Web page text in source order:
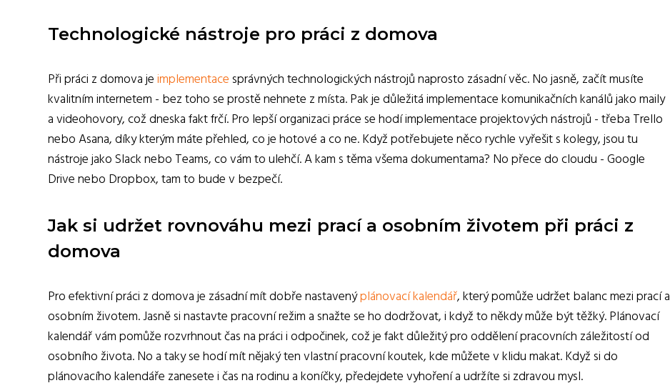
Technologické nástroje pro práci z domova
Při práci z domova jeimplementacesprávných technologických nástrojů naprosto zásadní věc. No jasně, začít musíte
kvalitním internetem - bez toho se prostě nehnete z místa. Pak je důležitá implementace komunikačních kanálů jako maily
a videohovory, což dneska fakt frčí. Pro lepší organizaci práce se hodí implementace projektových nástrojů - třeba Trello
nebo Asana, díky kterým máte přehled, co je hotové a co ne. Když potřebujete něco rychle vyřešit s kolegy, jsou tu
nástroje jako Slack nebo Teams, co vám to ulehčí. A kam s těma všema dokumentama? No přece do cloudu - Google
Drive nebo Dropbox, tam to bude v bezpečí.
Jak si udržet rovnováhu mezi prací a osobním životem při práci z
domova
Pro efektivní práci z domova je zásadní mít dobře nastavenýplánovací kalendář, který pomůže udržet balanc mezi prací a
osobním životem. Jasně si nastavte pracovní režim a snažte se ho dodržovat, i když to někdy může být těžký. Plánovací
kalendář vám pomůže rozvrhnout čas na práci i odpočinek, což je fakt důležitý pro oddělení pracovních záležitostí od
osobního života. No a taky se hodí mít nějaký ten vlastní pracovní koutek, kde můžete v klidu makat. Když si do
plánovacího kalendáře zanesete i čas na rodinu a koníčky, předejdete vyhoření a udržíte si zdravou mysl.